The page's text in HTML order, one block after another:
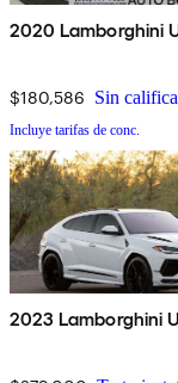
2020 Lamborghini
$180,586 Sin
Incluye tarifas de conc.
2023 Lamborghini